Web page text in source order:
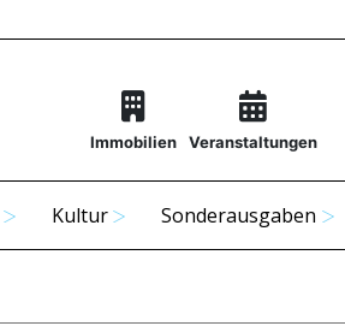
Immobilien Veranstaltungen
Kultur Sonderausgaben